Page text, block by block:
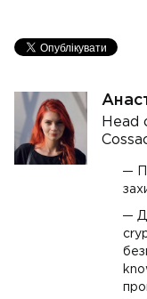
Head